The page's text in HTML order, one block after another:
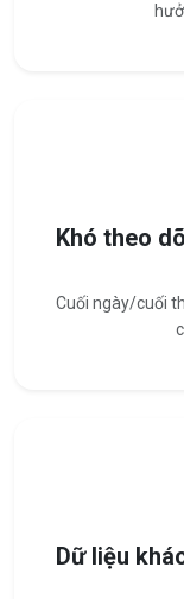
Khó theo
Cuối ngày/cuối
Dữ liệu